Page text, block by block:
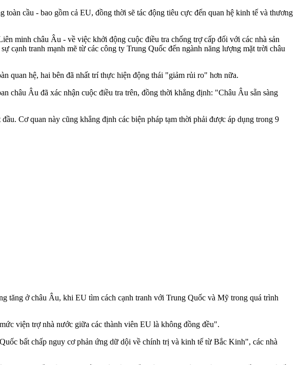
cầu - bao gồm cả EU, đồng thời sẽ tác động tiêu cực đến quan hệ kinh tế và thương
minh châu Âu - về việc khởi động cuộc điều tra chống trợ cấp đối với các nhà sản
cạnh tranh mạnh mẽ từ các công ty Trung Quốc đến ngành năng lượng mặt trời châu
quan hệ, hai bên đã nhất trí thực hiện động thái "giảm rủi ro" hơn nữa.
châu Âu đã xác nhận cuộc điều tra trên, đồng thời khẳng định: "Châu Âu sẵn sàng
Cơ quan này cũng khẳng định các biện pháp tạm thời phải được áp dụng trong 9
tăng ở châu Âu, khi EU tìm cách cạnh tranh với Trung Quốc và Mỹ trong quá trình
viện trợ nhà nước giữa các thành viên EU là không đồng đều".
bất chấp nguy cơ phản ứng dữ dội về chính trị và kinh tế từ Bắc Kinh", các nhà